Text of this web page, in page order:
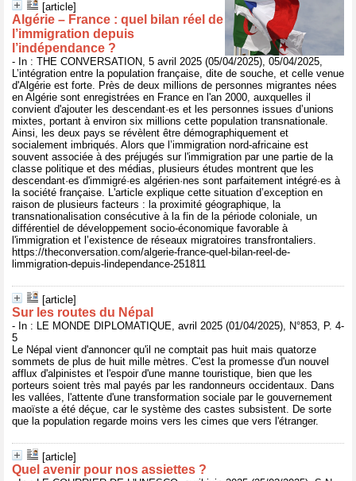
[article]
Algérie – France : quel bilan réel de
l’immigration depuis
l’indépendance ?
- In : THE CONVERSATION, 5 avril 2025 (05/04/2025), 05/04/2025,
L’intégration entre la population française, dite de souche, et celle venue
d'Algérie est forte. Près de deux millions de personnes migrantes nées
en Algérie sont enregistrées en France en l'an 2000, auxquelles il
convient d'ajouter les descendant·es et les personnes issues d’unions
mixtes, portant à environ six millions cette population transnationale.
Ainsi, les deux pays se révèlent être démographiquement et
socialement imbriqués. Alors que l’immigration nord-africaine est
souvent associée à des préjugés sur l'immigration par une partie de la
classe politique et des médias, plusieurs études montrent que les
descendant·es d'immigré·es algérien·nes sont parfaitement intégré·es à
la société française. L'article explique cette situation d’exception en
raison de plusieurs facteurs : la proximité géographique, la
transnationalisation consécutive à la fin de la période coloniale, un
différentiel de développement socio-économique favorable à
l'immigration et l’existence de réseaux migratoires transfrontaliers.
https://theconversation.com/algerie-france-quel-bilan-reel-de-
limmigration-depuis-lindependance-251811
[article]
Sur les routes du Népal
- In : LE MONDE DIPLOMATIQUE, avril 2025 (01/04/2025), N°853, P. 4-
5
Le Népal vient d'annoncer qu'il ne comptait pas huit mais quatorze
sommets de plus de huit mille mètres. C'est la promesse d'un nouvel
afflux d'alpinistes et l'espoir d'une manne touristique, bien que les
porteurs soient très mal payés par les randonneurs occidentaux. Dans
les vallées, l'attente d'une transformation sociale par le gouvernement
maoïste a été déçue, car le système des castes subsistent. De sorte
que la population regarde moins vers les cimes que vers l'étranger.
[article]
Quel avenir pour nos assiettes ?